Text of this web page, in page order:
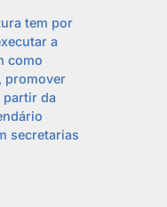
tem por
a
como
promover
partir da
secretarias